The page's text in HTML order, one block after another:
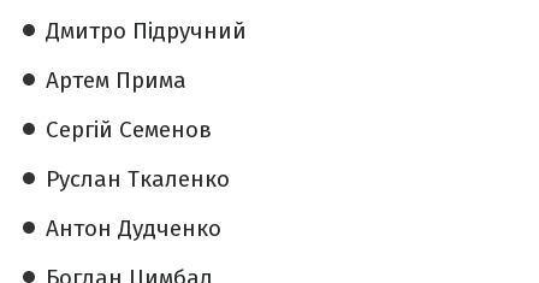
Дмитро Підручний
Артем Прима
Сергій Семенов
Руслан Ткаленко
Антон Дудченко